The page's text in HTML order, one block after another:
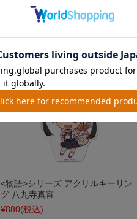
<物語>シリーズ アクリルキーリン
グ 八九寺真宵
¥880(税込)